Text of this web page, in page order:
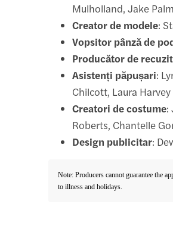
Mulholland, Jake
Creator de modele:
Vopsitor pânză de
Producător de
Asistenți păpușari:
Chilcott, Laura Harvey
Creatori de costume:
Roberts, Chantelle
Design publicitar:
Note: Producers cannot guarantee the
to illness and holidays.